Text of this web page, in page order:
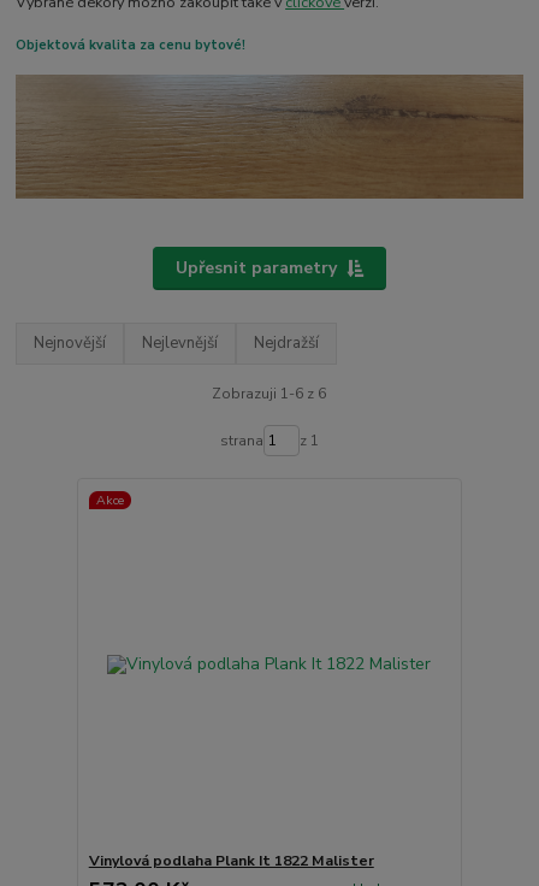
Objektová kvalita za cenu bytové!
Upřesnit parametry
Nejnovější Nejlevnější Nejdražší
Zobrazuji 1-6 z 6
strana z 1
Akce
Vinylová podlaha Plank It 1822 Malister